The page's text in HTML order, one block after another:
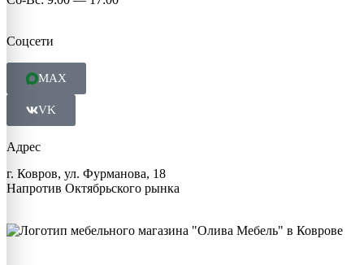
Соцсети
MAX
VK
Адрес
г. Ковров, ул. Фурманова, 18
Напротив Октябрьского рынка